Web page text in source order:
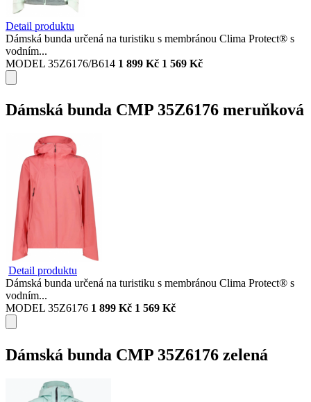
Detail produktu
Dámská bunda určená na turistiku s membránou Clima Protect® s
vodním...
MODEL 35Z6176/B614 1 899 Kč 1 569 Kč
Dámská bunda CMP 35Z6176 meruňková
Detail produktu
Dámská bunda určená na turistiku s membránou Clima Protect® s
vodním...
MODEL 35Z6176 1 899 Kč 1 569 Kč
Dámská bunda CMP 35Z6176 zelená